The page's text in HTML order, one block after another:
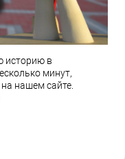
историю в
минут,
нашем сайте.